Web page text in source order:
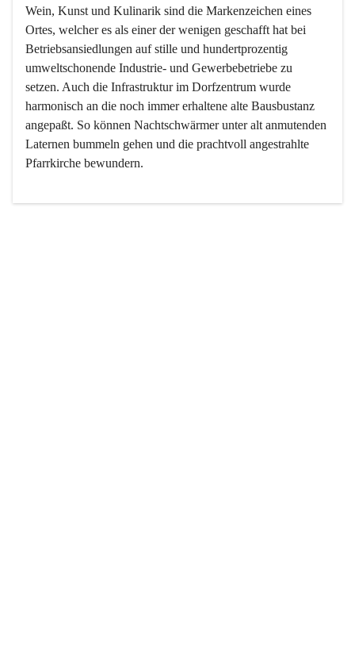
Wein, Kunst und Kulinarik sind die Markenzeichen eines
Ortes, welcher es als einer der wenigen geschafft hat bei
Betriebsansiedlungen auf stille und hundertprozentig
umweltschonende Industrie- und Gewerbebetriebe zu
setzen. Auch die Infrastruktur im Dorfzentrum wurde
harmonisch an die noch immer erhaltene alte Bausbustanz
angepaßt. So können Nachtschwärmer unter alt anmutenden
Laternen bummeln gehen und die prachtvoll angestrahlte
Pfarrkirche bewundern.
Der Weinbau dominert heute nicht mehr, ist aber integrativer